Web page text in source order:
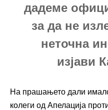
дадеме
за да не
неточна
изјави
На прашањето дали
колеги од Апелација